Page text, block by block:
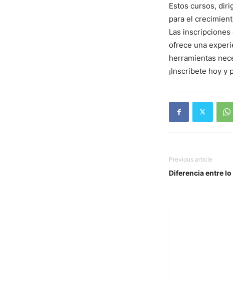
Estos cursos,
para el
Las
ofrece una
herramientas
¡Inscríbete hoy y
Previous article
Diferencia entre